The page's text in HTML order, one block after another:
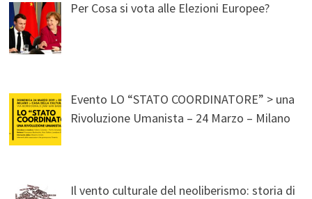
Per Cosa si vota alle Elezioni Europee?
Evento LO “STATO COORDINATORE” > una
Rivoluzione Umanista – 24 Marzo – Milano
Il vento culturale del neoliberismo: storia di